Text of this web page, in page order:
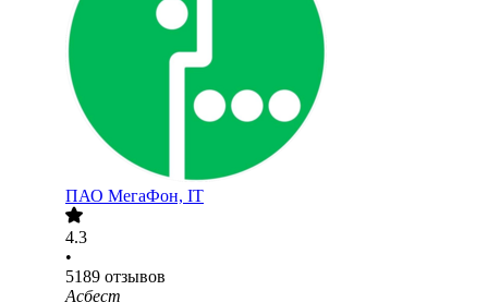
ПАО МегаФон, IT
4.3
•
5189 отзывов
Асбест